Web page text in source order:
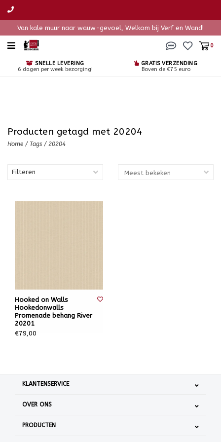
Van kale muur naar wauw-gevoel, Welkom bij Verf en Wand!
0
SNELLE LEVERING
6 dagen per week bezorging!
GRATIS VERZENDING
Boven de €75 euro
Producten getagd met 20204
Home / Tags / 20204
Filteren
Hooked on Walls
Hookedonwalls
Promenade behang River
20201
€79,00
KLANTENSERVICE
OVER ONS
PRODUCTEN